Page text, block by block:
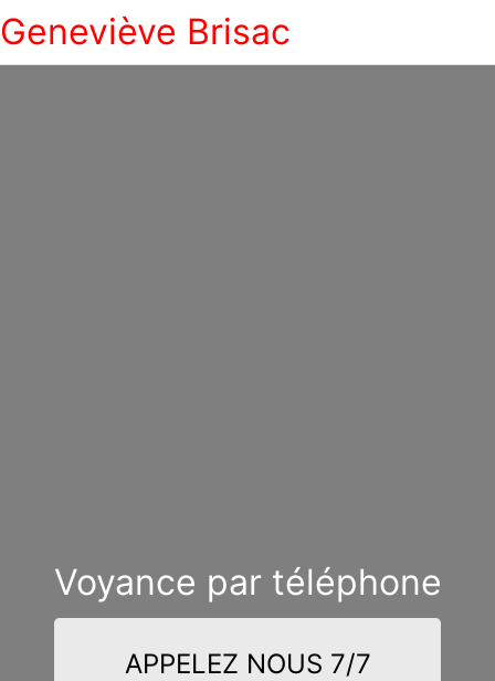
Geneviève Brisac
Voyance par téléphone
APPELEZ NOUS 7/7